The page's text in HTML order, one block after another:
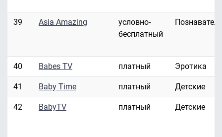
39 Asia Amazing
условно-
бесплатный
40 Babes TV платный Эротика
41 Baby Time платный Детские
42 BabyTV платный Детские